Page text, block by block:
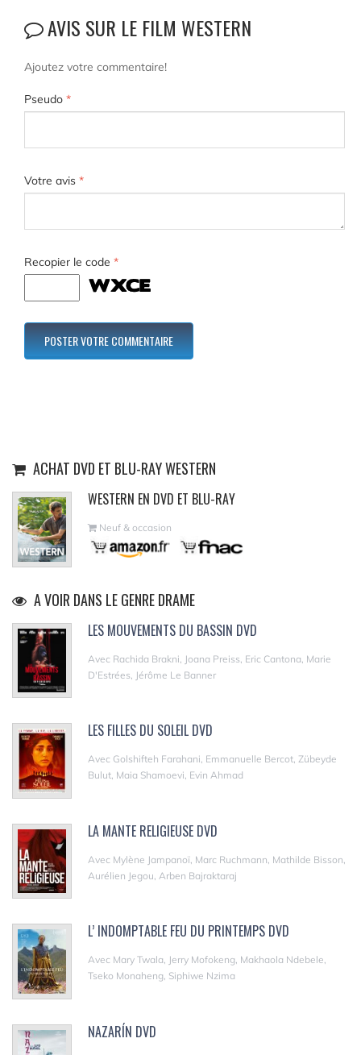
AVIS SUR LE FILM WESTERN
Ajoutez votre commentaire!
Pseudo *
Votre avis *
Recopier le code *
ACHAT DVD ET BLU-RAY WESTERN
WESTERN EN DVD ET BLU-RAY
Neuf & occasion
A VOIR DANS LE GENRE DRAME
LES MOUVEMENTS DU BASSIN DVD
Avec Rachida Brakni, Joana Preiss, Eric Cantona, Marie
D'Estrées, Jérôme Le Banner
LES FILLES DU SOLEIL DVD
Avec Golshifteh Farahani, Emmanuelle Bercot, Zübeyde
Bulut, Maia Shamoevi, Evin Ahmad
LA MANTE RELIGIEUSE DVD
Avec Mylène Jampanoï, Marc Ruchmann, Mathilde Bisson,
Aurélien Jegou, Arben Bajraktaraj
L’ INDOMPTABLE FEU DU PRINTEMPS DVD
Avec Mary Twala, Jerry Mofokeng, Makhaola Ndebele,
Tseko Monaheng, Siphiwe Nzima
NAZARÍN DVD